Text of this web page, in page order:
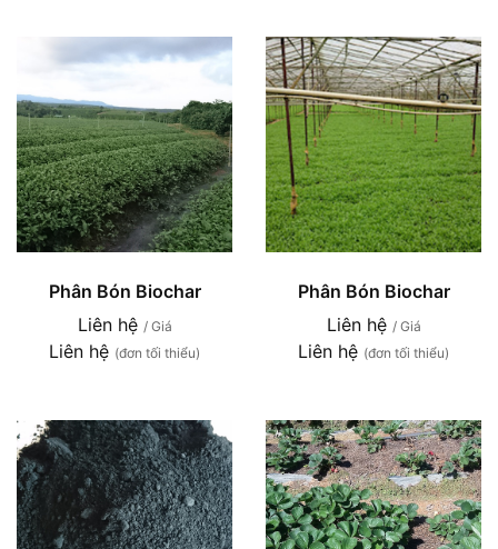
Phân Bón Biochar
Liên hệ / Giá
Liên hệ (đơn tối thiểu)
Phân Bón Biochar
Liên hệ / Giá
Liên hệ (đơn tối thiểu)